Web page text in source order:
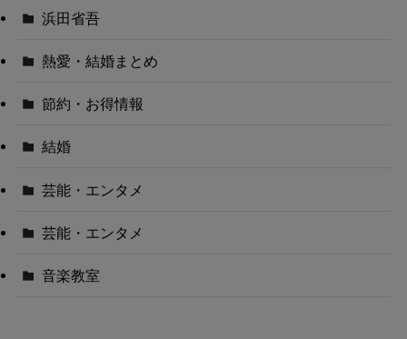
浜田省吾
熱愛・結婚まとめ
節約・お得情報
結婚
芸能・エンタメ
芸能・エンタメ
音楽教室